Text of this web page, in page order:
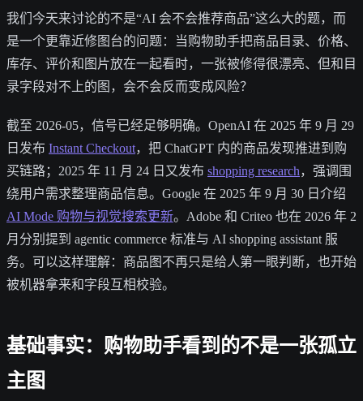
我们今天来讨论的不是“AI 会不会推荐商品”这么大的题，而
是一个更靠近修图台的问题：当购物助手把商品目录、价格、
库存、评价和图片放在一起看时，一张被修得很漂亮、但和目
录字段对不上的图，会不会反而变成风险？
截至 2026-05，信号已经足够明确。OpenAI 在 2025 年 9 月 29
日发布 Instant Checkout，把 ChatGPT 内的商品发现推进到购
买链路；2025 年 11 月 24 日又发布 shopping research，强调围
绕用户需求整理商品信息。Google 在 2025 年 9 月 30 日介绍
AI Mode 购物与视觉搜索更新。Adobe 和 Criteo 也在 2026 年 2
月分别提到 agentic commerce 标准与 AI shopping assistant 服
务。可以这样理解：商品图不再只是给人第一眼判断，也开始
被机器拿来和字段互相校验。
基础事实：购物助手看到的不是一张孤立
主图